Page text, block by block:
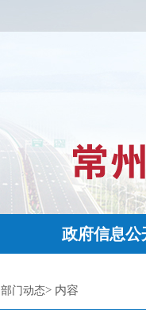
政府信息公
部门动态> 内容